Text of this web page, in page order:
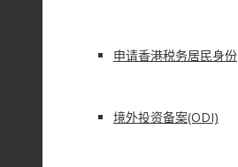
申请香港税务居民身份
境外投资备案(ODI)